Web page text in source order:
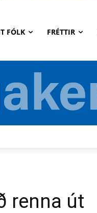
FÓLK FRÉTTIR
renna út